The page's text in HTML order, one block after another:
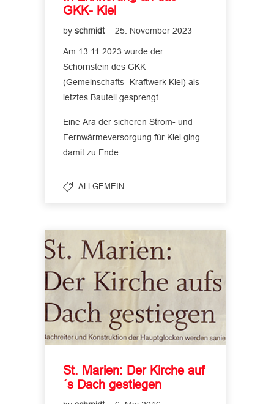
GKK- Kiel
by schmidt 25. November 2023
Am 13.11.2023 wurde der
Schornstein des GKK
(Gemeinschafts- Kraftwerk Kiel) als
letztes Bauteil gesprengt.
Eine Ära der sicheren Strom- und
Fernwärmeversorgung für Kiel ging
damit zu Ende…
ALLGEMEIN
St. Marien: Der Kirche auf
´s Dach gestiegen